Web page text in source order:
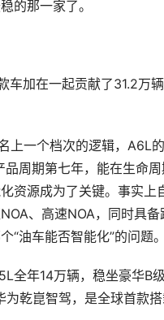
的那一家了。
加在一起贡献了31.2万
上一个档次的逻辑，A6L
周期第七年，能在生命
资源成为了关键。事实
、高速NOA，同时具
油车能否智能化”的问题。
全年14万辆，稳坐豪华B
乾崑智驾，是全球首款